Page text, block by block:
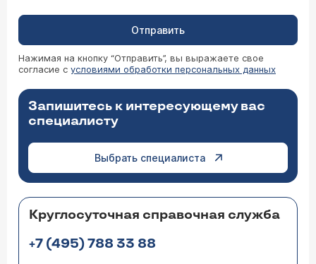
Отправить
Нажимая на кнопку “Отправить”, вы выражаете свое
согласие с условиями обработки персональных данных
Запишитесь к интересующему вас
специалисту
Выбрать специалиста
Круглосуточная справочная служба
+7 (495) 788 33 88